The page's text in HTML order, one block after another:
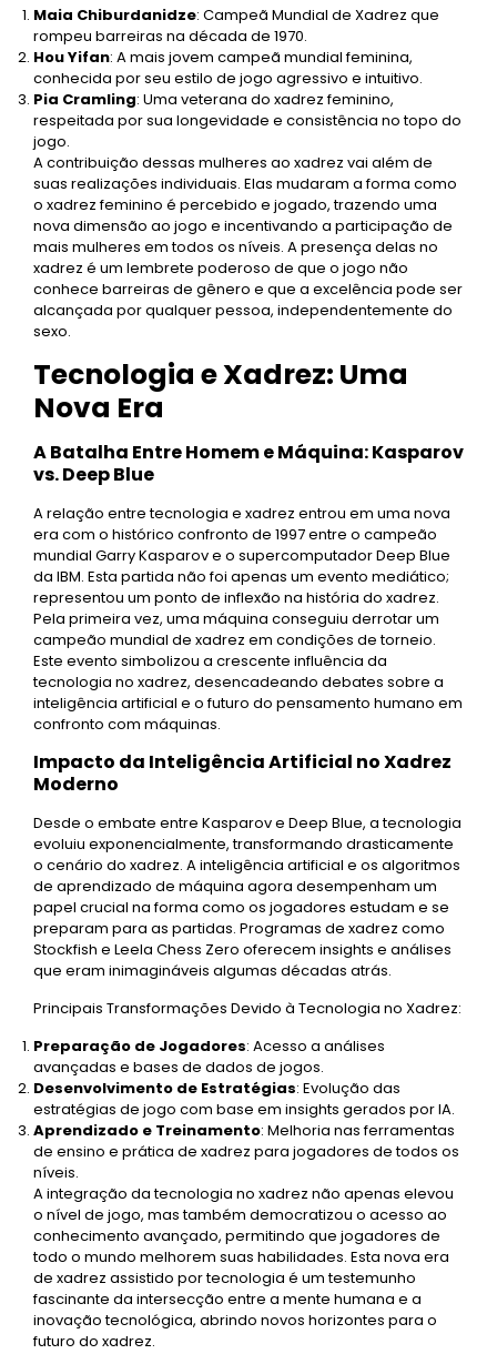
Maia Chiburdanidze: Campeã Mundial de Xadrez que
rompeu barreiras na década de 1970.
Hou Yifan: A mais jovem campeã mundial feminina,
conhecida por seu estilo de jogo agressivo e intuitivo.
Pia Cramling: Uma veterana do xadrez feminino,
respeitada por sua longevidade e consistência no topo do
jogo.
A contribuição dessas mulheres ao xadrez vai além de
suas realizações individuais. Elas mudaram a forma como
o xadrez feminino é percebido e jogado, trazendo uma
nova dimensão ao jogo e incentivando a participação de
mais mulheres em todos os níveis. A presença delas no
xadrez é um lembrete poderoso de que o jogo não
conhece barreiras de gênero e que a excelência pode ser
alcançada por qualquer pessoa, independentemente do
sexo.
Tecnologia e Xadrez: Uma
Nova Era
A Batalha Entre Homem e Máquina: Kasparov
vs. Deep Blue
A relação entre tecnologia e xadrez entrou em uma nova
era com o histórico confronto de 1997 entre o campeão
mundial Garry Kasparov e o supercomputador Deep Blue
da IBM. Esta partida não foi apenas um evento mediático;
representou um ponto de inflexão na história do xadrez.
Pela primeira vez, uma máquina conseguiu derrotar um
campeão mundial de xadrez em condições de torneio.
Este evento simbolizou a crescente influência da
tecnologia no xadrez, desencadeando debates sobre a
inteligência artificial e o futuro do pensamento humano em
confronto com máquinas.
Impacto da Inteligência Artificial no Xadrez
Moderno
Desde o embate entre Kasparov e Deep Blue, a tecnologia
evoluiu exponencialmente, transformando drasticamente
o cenário do xadrez. A inteligência artificial e os algoritmos
de aprendizado de máquina agora desempenham um
papel crucial na forma como os jogadores estudam e se
preparam para as partidas. Programas de xadrez como
Stockfish e Leela Chess Zero oferecem insights e análises
que eram inimagináveis algumas décadas atrás.
Principais Transformações Devido à Tecnologia no Xadrez:
Preparação de Jogadores: Acesso a análises
avançadas e bases de dados de jogos.
Desenvolvimento de Estratégias: Evolução das
estratégias de jogo com base em insights gerados por IA.
Aprendizado e Treinamento: Melhoria nas ferramentas
de ensino e prática de xadrez para jogadores de todos os
níveis.
A integração da tecnologia no xadrez não apenas elevou
o nível de jogo, mas também democratizou o acesso ao
conhecimento avançado, permitindo que jogadores de
todo o mundo melhorem suas habilidades. Esta nova era
de xadrez assistido por tecnologia é um testemunho
fascinante da intersecção entre a mente humana e a
inovação tecnológica, abrindo novos horizontes para o
futuro do xadrez.